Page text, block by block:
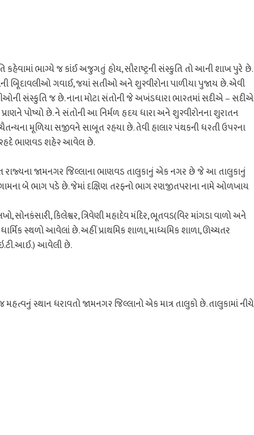
ભાગ્યે જ કાંઈ અજુગતું હોય, સૌરાષ્ટ્રની સંસ્કુતિ તો આની શાખ પુરે છે.
બિૂદાવલીઓ ગવાઈ, જયાં સતીઓ અને શુ૨વીરોના પાળીયા પુજાય છે. એવી
સંસ્કુતિ જ છે. નાના મોટા સંતોની જે અખંડધારા ભા૨તમાં સદીએ – સદીએ
પોષ્યો છે. ને સંતોની આ નિર્મળ હૃદય ધારા અને શુ૨વીરોનના શુરાતન
મૂળિયા સજીવને સાબૂત ૨હયા છે. તેવી હાલા૨ પંથકની ધ૨તી ઉ૫૨ના
ભાણવડ શહે૨ આવેલ છે.
જામનગર જિલ્લાના ભાણવડ તાલુકાનું એક નગર છે જે આ તાલુકાનું
બે ભાગ પડે છે. જેમાં દક્ષિણ તરફ્નો ભાગ રણજીતપરાના નામે ઓળખાય
સોનકંસારી, કિલેશ્વર, ત્રિવેણી મહાદેવ મંદિર, ભૂતવડ(વિર માંગડા વાળો અને
સ્થળો આવેલાં છે. અહીં પ્રાથમિક શાળા, માધ્યમિક શાળા, ઊચ્ચતર
આવેલી છે.
સ્થાન ધરાવતો જામનગ૨ જિલ્લાનો એક માત્ર તાલુકો છે. તાલુકામાં નીચે